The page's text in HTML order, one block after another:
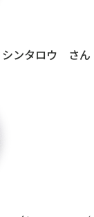
ンタロウ さん